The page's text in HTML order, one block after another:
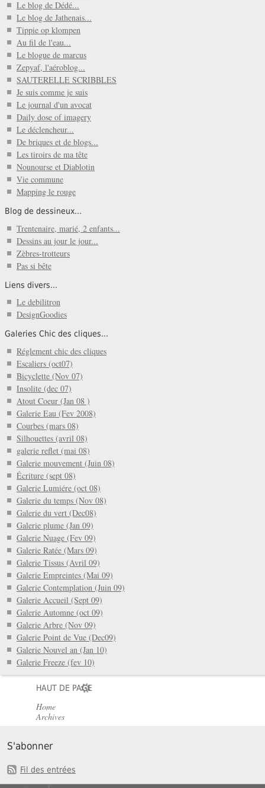
Le blog de Dédé...
Le blog de Jathenais...
Tippie op klompen
Au fil de l'eau...
Le blogue de marcus
Zepyaf, l'aéroblog...
SAUTERELLE SCRIBBLES
Je suis comme je suis
Le journal d'un avocat
Daily dose of imagery
Le déclencheur...
De briques et de blogs...
Les tiroirs de ma tête
Nounourse et Diablotin
Vie commune
Mapping le rouge
Blog de dessineux...
Trentenaire, marié, 2 enfants...
Dessins au jour le jour...
Zèbres-trotteurs
Pas si bête
Liens divers...
Le debilitron
DesignGoodies
Galeries Chic des cliques...
Réglement chic des cliques
Escaliers (oct07)
Bicyclette (Nov 07)
Insolite (dec 07)
Atout Coeur (Jan 08 )
Galerie Eau (Fev 2008)
Courbes (mars 08)
Silhouettes (avril 08)
galerie reflet (mai 08)
Galerie mouvement (Juin 08)
Écriture (sept 08)
Galerie Lumiére (oct 08)
Galerie du temps (Nov 08)
Galerie du vert (Dec08)
Galerie plume (Jan 09)
Galerie Nuage (Fev 09)
Galerie Ratée (Mars 09)
Galerie Tissus (Avril 09)
Galerie Empreintes (Mai 09)
Galerie Contemplation (Juin 09)
Galerie Accueil (Sept 09)
Galerie Automne (oct 09)
Galerie Arbre (Nov 09)
Galerie Point de Vue (Dec09)
Galerie Nouvel an (Jan 10)
Galerie Freeze (fev 10)
HAUT DE PAGE
Home
Archives
S'abonner
Fil des entrées